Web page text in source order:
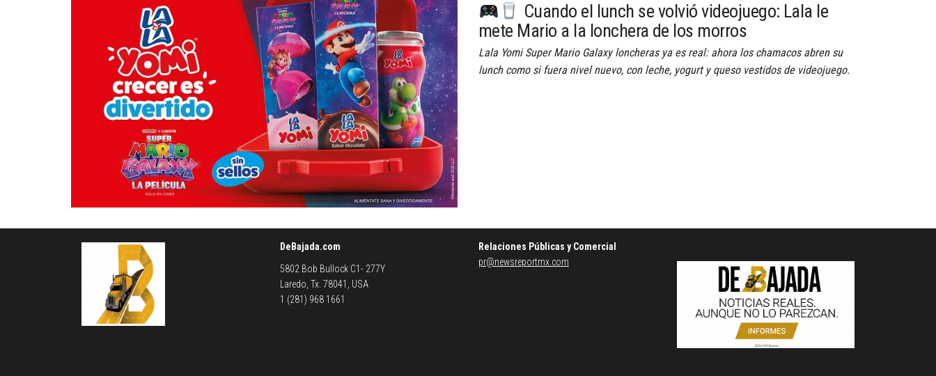
Cuando el lunch se volvió videojuego: Lala le
mete Mario a la lonchera de los morros
Lala Yomi Super Mario Galaxy loncheras ya es real: ahora los chamacos abren su
lunch como si fuera nivel nuevo, con leche, yogurt y queso vestidos de videojuego.
DeBajada.com
5802 Bob Bullock C1- 277Y
Laredo, Tx. 78041, USA
1 (281) 968 1661
Relaciones Públicas y Comercial
pr@newsreportmx.com